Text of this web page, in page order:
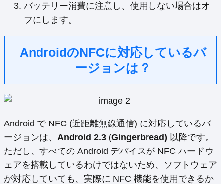
バッテリー消費に注意し、使用しない場合はオ
フにします。
AndroidのNFCに対応しているバ
ージョンは？
Android で NFC (近距離無線通信) に対応しているバ
ージョンは、 Android 2.3 (Gingerbread) 以降です。
ただし、すべての Android デバイスが NFC ハードウ
ェアを搭載しているわけではないため、ソフトウェア
が対応していても、実際に NFC 機能を使用できるか